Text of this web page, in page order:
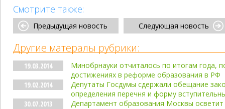
Смотрите также:
Предыдущая новость Следующая новость
Другие матералы рубрики:
19.03.2014
Минобрнауки отчиталось по итогам года,
достижениях в реформе образования в РФ
19.02.2014
Депутаты Госдумы сдержали обещание
определения перечня и форму
30.07.2013
Департамент образования Москвы